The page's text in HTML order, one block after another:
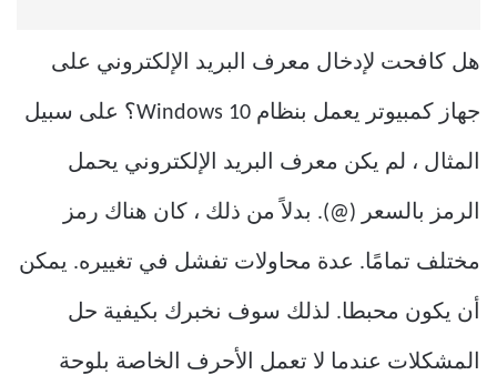
هل كافحت لإدخال معرف البريد الإلكتروني على
جهاز كمبيوتر يعمل بنظام Windows 10؟ على سبيل
المثال ، لم يكن معرف البريد الإلكتروني يحمل
الرمز بالسعر (@). بدلاً من ذلك ، كان هناك رمز
مختلف تمامًا. عدة محاولات تفشل في تغييره. يمكن
أن يكون محبطا. لذلك سوف نخبرك بكيفية حل
المشكلات عندما لا تعمل الأحرف الخاصة بلوحة